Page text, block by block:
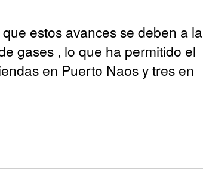
estos avances se deben a la
gases , lo que ha permitido el
en Puerto Naos y tres en